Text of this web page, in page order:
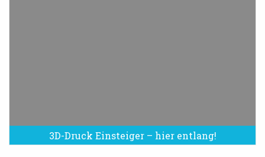
3D-Druck Einsteiger – hier entlang!